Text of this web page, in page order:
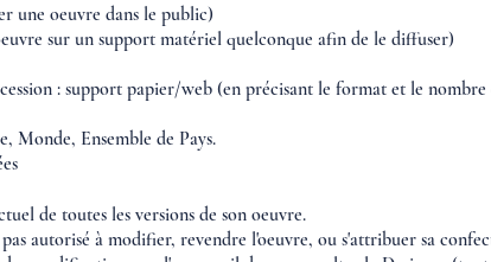
oeuvre dans le public)
un support matériel quelconque afin de le diffuser)
: support papier/web (en précisant le format et le nombre
Ensemble de Pays.
de toutes les versions de son oeuvre.
autorisé à modifier, revendre l'oeuvre, ou s'attribuer sa